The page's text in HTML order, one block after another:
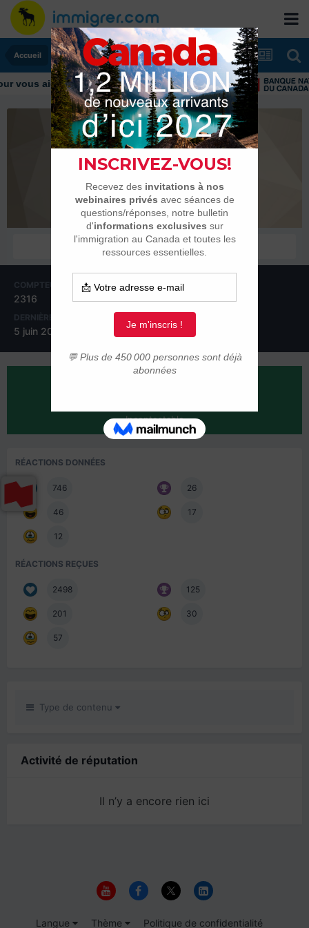
Accueil
vous aider tout au long de votre transition
Arob@se
Habitués
COMPTEUR DE CONTENUS
2316
INSCRIPTION
6 janvier 2016
DERNIÈRE VISITE
5 juin 2022
JOURS GAGNÉS
24
Incontestable
RÉACTIONS DONNÉES
746 26
46 17
12
RÉACTIONS REÇUES
2498 125
201 30
57
Type de contenu
Activité de réputation
Il n’y a encore rien ici
Langue Thème Politique de confidentialité